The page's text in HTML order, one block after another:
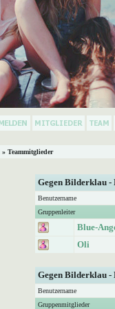
» Teammitglieder
Gegen Bilderklau
Benutzername
Gruppenleiter
Blue-
Oli
Gegen Bilderklau
Benutzername
Gruppenmitglieder